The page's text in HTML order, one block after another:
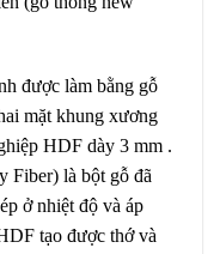
được làm bằng gỗ
mặt khung xương
HDF dày 3 mm .
Fiber) là bột gỗ đã
ở nhiệt độ và áp
tạo được thớ và